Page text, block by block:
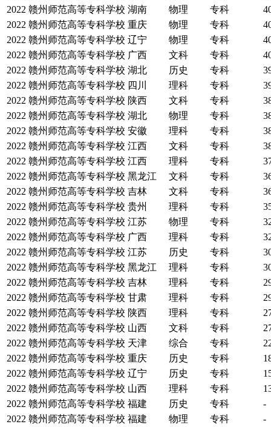
2022 赣州师范高等专科学校 湖南 物理 专科
2022 赣州师范高等专科学校 重庆 物理 专科
2022 赣州师范高等专科学校 辽宁 物理 专科
2022 赣州师范高等专科学校 广西 文科 专科
2022 赣州师范高等专科学校 湖北 历史 专科
2022 赣州师范高等专科学校 四川 理科 专科
2022 赣州师范高等专科学校 陕西 文科 专科
2022 赣州师范高等专科学校 湖北 物理 专科
2022 赣州师范高等专科学校 安徽 理科 专科
2022 赣州师范高等专科学校 江西 文科 专科
2022 赣州师范高等专科学校 江西 理科 专科
2022 赣州师范高等专科学校 黑龙江 文科 专科
2022 赣州师范高等专科学校 吉林 文科 专科
2022 赣州师范高等专科学校 贵州 理科 专科
2022 赣州师范高等专科学校 江苏 物理 专科
2022 赣州师范高等专科学校 广西 理科 专科
2022 赣州师范高等专科学校 江苏 历史 专科
2022 赣州师范高等专科学校 黑龙江 理科 专科
2022 赣州师范高等专科学校 吉林 理科 专科
2022 赣州师范高等专科学校 甘肃 理科 专科
2022 赣州师范高等专科学校 陕西 理科 专科
2022 赣州师范高等专科学校 山西 文科 专科
2022 赣州师范高等专科学校 天津 综合 专科
2022 赣州师范高等专科学校 重庆 历史 专科
2022 赣州师范高等专科学校 辽宁 历史 专科
2022 赣州师范高等专科学校 山西 理科 专科
2022 赣州师范高等专科学校 福建 历史 专科
-
2022 赣州师范高等专科学校 福建 物理 专科
-